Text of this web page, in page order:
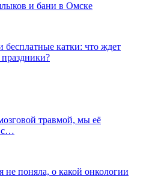
и бани в Омске
бесплатные катки: что ждет
травмой, мы её
с…
поняла, о какой онкологии